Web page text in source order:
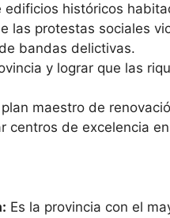
edificios históricos
las protestas sociales
bandas delictivas.
y lograr que las
maestro de
centros de excelencia
Es la provincia con el